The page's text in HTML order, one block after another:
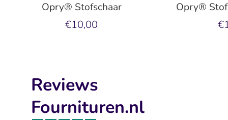
Opry® Stofschaar
€10,00
Opry®
Reviews
Fournituren.nl